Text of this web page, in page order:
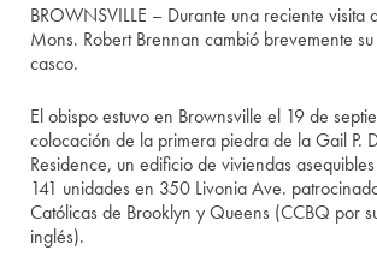
BROWNSVILLE – Durante una reciente visita
Mons. Robert Brennan cambió brevemente
casco.
El obispo estuvo en Brownsville el 19 de
colocación de la primera piedra de la Gail P.
Residence, un edificio de viviendas
141 unidades en 350 Livonia Ave.
Católicas de Brooklyn y Queens (CCBQ por
inglés).